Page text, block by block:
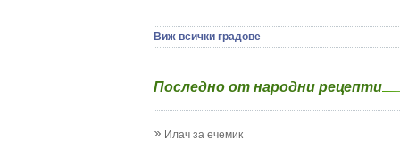
Детски диабет
Жълтеница
Запек на бебето и детето
Виж всички градове
Последно от народни рецепти
Илач за ечемик